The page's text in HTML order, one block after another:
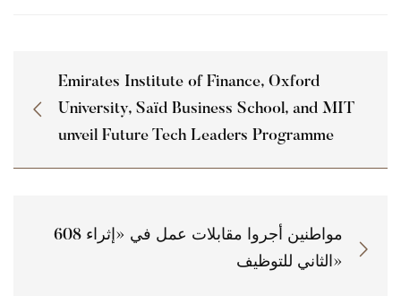
Emirates Institute of Finance, Oxford
University, Saïd Business School, and MIT
unveil Future Tech Leaders Programme
608 مواطنين أجروا مقابلات عمل في «إثراء
الثاني للتوظيف»